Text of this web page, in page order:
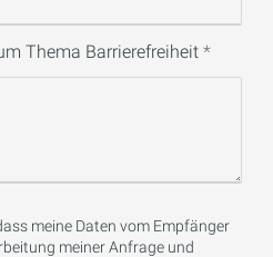
Thema Barrierefreiheit
meine Daten vom Empfänger
meiner Anfrage und